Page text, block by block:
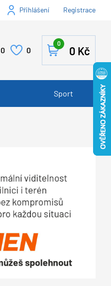
Přihlášení Registrace
0 0 0 Kč
0
Sport